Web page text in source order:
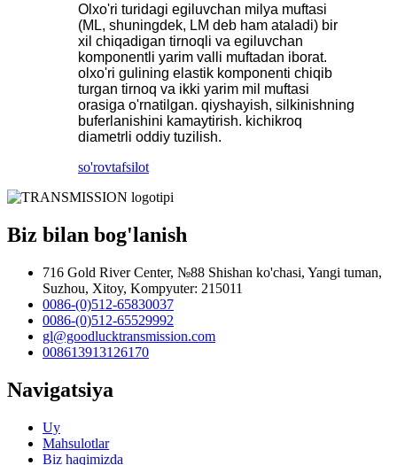
Olxo'ri turidagi egiluvchan milya muftasi
(ML, shuningdek, LM deb ham ataladi) bir
xil chiqadigan tirnoqli va egiluvchan
komponentli yarim valli muftadan iborat.
olxo'ri gulining elastik komponenti chiqib
turgan tirnoq va ikki yarim mil muftasi
orasiga o'rnatilgan. qiyshayish, silkinishning
buferlanishini kamaytirish. kichikroq
diametrli oddiy tuzilish.
so'rovtafsilot
Biz bilan bog'lanish
716 Gold River Center, №88 Shishan ko'chasi, Yangi tuman,
Suzhou, Xitoy, Kompyuter: 215011
0086-(0)512-65830037
0086-(0)512-65529992
gl@goodlucktransmission.com
008613913126170
Navigatsiya
Uy
Mahsulotlar
Biz haqimizda